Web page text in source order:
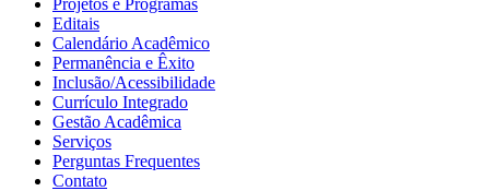
Projetos e Programas
Editais
Calendário Acadêmico
Permanência e Êxito
Inclusão/Acessibilidade
Currículo Integrado
Gestão Acadêmica
Serviços
Perguntas Frequentes
Contato